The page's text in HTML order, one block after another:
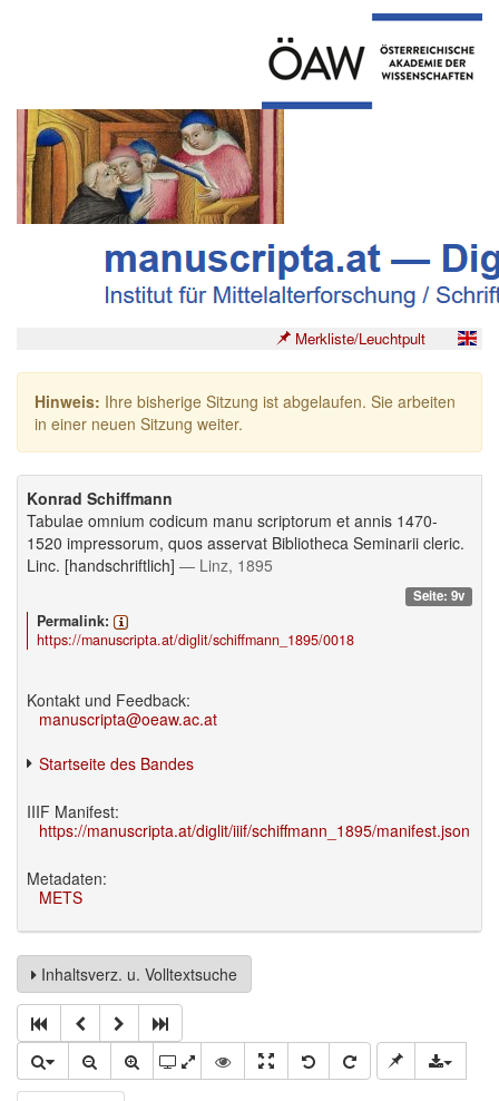
Merkliste/Leuchtpult
Hinweis: Ihre bisherige Sitzung ist abgelaufen. Sie arbeiten
in einer neuen Sitzung weiter.
Konrad Schiffmann
Tabulae omnium codicum manu scriptorum et annis 1470-
1520 impressorum, quos asservat Bibliotheca Seminarii cleric.
Linc. [handschriftlich] — Linz, 1895
Seite: 9v
Permalink:
https://manuscripta.at/diglit/schiffmann_1895/0018
Kontakt und Feedback:
manuscripta@oeaw.ac.at
Startseite des Bandes
IIIF Manifest:
https://manuscripta.at/diglit/iiif/schiffmann_1895/manifest.json
Metadaten:
METS
Inhaltsverz. u. Volltextsuche